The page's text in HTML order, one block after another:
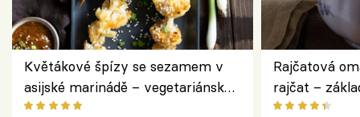
Květákové špízy se sezamem v
asijské marinádě – vegetariánská
chuťovka z grilu
Rajčatová
rajčat –